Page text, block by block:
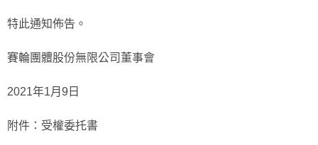
特此通知佈告。
賽輪團體股份無限公司董事會
2021年1月9日
附件：受權委托書